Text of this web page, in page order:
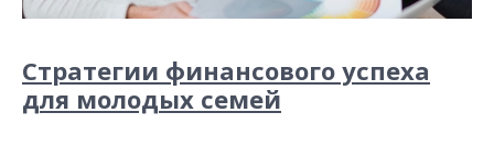
Стратегии финансового успеха
для молодых семей